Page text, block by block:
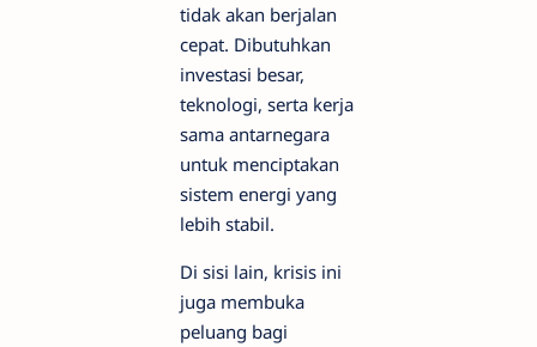
tidak akan berjalan
cepat. Dibutuhkan
investasi besar,
teknologi, serta kerja
sama antarnegara
untuk menciptakan
sistem energi yang
lebih stabil.
Di sisi lain, krisis ini
juga membuka
peluang bagi